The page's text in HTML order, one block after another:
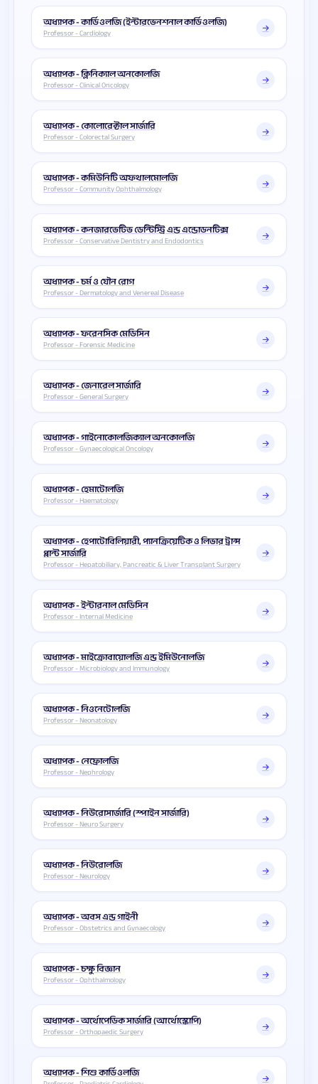
অধ্যাপক - কার্ডিওলজি (ইন্টারভেনশনাল কার্ডিওলজি)
Professor - Cardiology
অধ্যাপক - ক্লিনিক্যাল অনকোলজি
Professor - Clinical Oncology
অধ্যাপক - কোলোরেক্টাল সার্জারি
Professor - Colorectal Surgery
অধ্যাপক - কমিউনিটি অফথালমোলজি
Professor - Community Ophthalmology
অধ্যাপক - কনজারভেটিভ ডেন্টিস্ট্রি এন্ড এন্ডোডনটিক্স
Professor - Conservative Dentistry and Endodontics
অধ্যাপক - চর্ম ও যৌন রোগ
Professor - Dermatology and Venereal Disease
অধ্যাপক - ফরেনসিক মেডিসিন
Professor - Forensic Medicine
অধ্যাপক - জেনারেল সার্জারি
Professor - General Surgery
অধ্যাপক - গাইনোকোলজিক্যাল অনকোলজি
Professor - Gynaecological Oncology
অধ্যাপক - হেমাটোলজি
Professor - Haematology
অধ্যাপক - হেপাটোবিলিয়ারী, প্যানক্রিয়েটিক ও লিভার ট্রান্স
প্লান্ট সার্জারি
Professor - Hepatobiliary, Pancreatic & Liver Transplant Surgery
অধ্যাপক - ইন্টারনাল মেডিসিন
Professor - Internal Medicine
অধ্যাপক - মাইক্রোবায়োলজি এন্ড ইমিউনোলজি
Professor - Microbiology and Immunology
অধ্যাপক - নিওনেটোলজি
Professor - Neonatology
অধ্যাপক - নেফ্রোলজি
Professor - Nephrology
অধ্যাপক - নিউরোসার্জারি (স্পাইন সার্জারি)
Professor - Neuro Surgery
অধ্যাপক - নিউরোলজি
Professor - Neurology
অধ্যাপক - অবস এন্ড গাইনী
Professor - Obstetrics and Gynaecology
অধ্যাপক - চক্ষু বিজ্ঞান
Professor - Ophthalmology
অধ্যাপক - অর্থোপেডিক সার্জারি (আর্থোস্কোপি)
Professor - Orthopaedic Surgery
অধ্যাপক - শিশু কার্ডিওলজি